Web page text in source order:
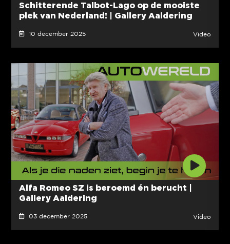
Schitterende Talbot-Lago op de mooiste
plek van Nederland! | Gallery Aaldering
10 december 2025 Video
Alfa Romeo SZ is beroemd én berucht |
Gallery Aaldering
03 december 2025 Video